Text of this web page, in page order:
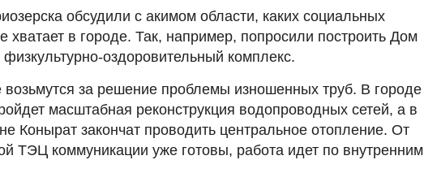
обсудили с акимом области, каких социальных
хватает в городе. Так, например, попросили построить Дом
физкультурно-оздоровительный комплекс.
за решение проблемы изношенных труб. В городе
масштабная реконструкция водопроводных сетей, а в
Конырат закончат проводить центральное отопление. От
ТЭЦ коммуникации уже готовы, работа идет по внутренним